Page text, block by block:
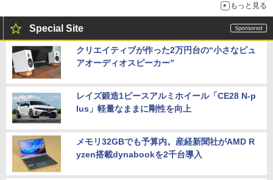
もっと見る
Special Site
クリエイティブが作った2万円台の“小さなピュ
アオーディオスピーカー”
レイズ鍛造1ピースアルミホイール「CE28 N-p
lus」軽量なままに剛性を向上
メモリ32GBでも予算内。産経新聞社がAMD R
yzen搭載dynabookを2千台導入